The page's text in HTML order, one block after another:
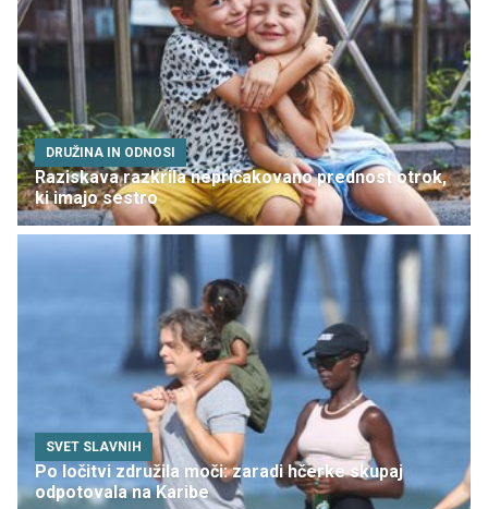
DRUŽINA IN ODNOSI
Raziskava razkrila nepričakovano prednost otrok,
ki imajo sestro
SVET SLAVNIH
Po ločitvi združila moči: zaradi hčerke skupaj
odpotovala na Karibe